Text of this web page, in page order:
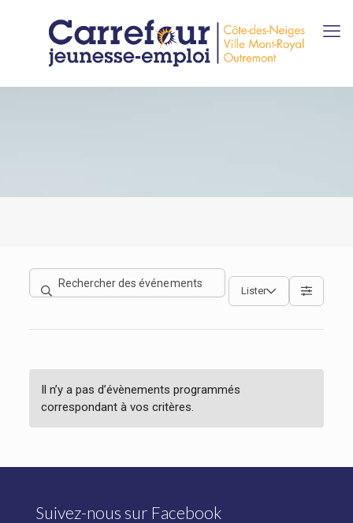
Lister
Il n’y a pas d’évènements programmés
correspondant à vos critères.
Suivez-nous sur Facebook